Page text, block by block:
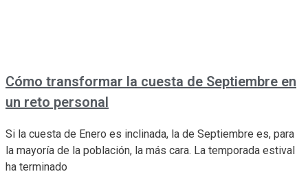
Cómo transformar la cuesta de Septiembre en
un reto personal
Si la cuesta de Enero es inclinada, la de Septiembre es, para
la mayoría de la población, la más cara. La temporada estival
ha terminado